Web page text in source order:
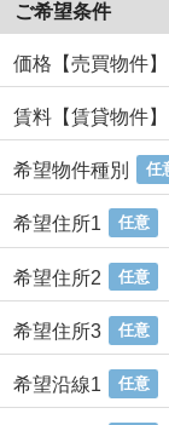
ご希望条件
価格【売買物件】
賃料【賃貸物件】
希望物件種別 任
希望住所1 任意
希望住所2 任意
希望住所3 任意
希望沿線1 任意